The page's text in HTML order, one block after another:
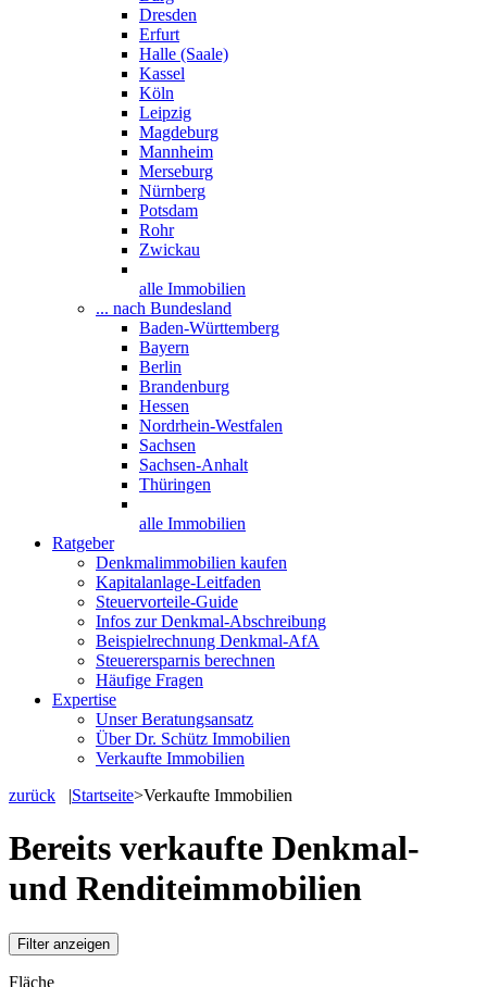
Dresden
Erfurt
Halle (Saale)
Kassel
Köln
Leipzig
Magdeburg
Mannheim
Merseburg
Nürnberg
Potsdam
Rohr
Zwickau
alle Immobilien
... nach Bundesland
Baden-Württemberg
Bayern
Berlin
Brandenburg
Hessen
Nordrhein-Westfalen
Sachsen
Sachsen-Anhalt
Thüringen
alle Immobilien
Ratgeber
Denkmalimmobilien kaufen
Kapitalanlage-Leitfaden
Steuervorteile-Guide
Infos zur Denkmal-Abschreibung
Beispielrechnung Denkmal-AfA
Steuerersparnis berechnen
Häufige Fragen
Expertise
Unser Beratungsansatz
Über Dr. Schütz Immobilien
Verkaufte Immobilien
zurück |Startseite>Verkaufte Immobilien
Bereits verkaufte Denkmal-
und Renditeimmobilien
Filter anzeigen
Fläche